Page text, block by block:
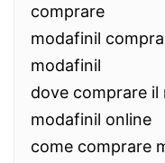
comprare
modafinil
modafinil
dove comprare
modafinil online
come comprare